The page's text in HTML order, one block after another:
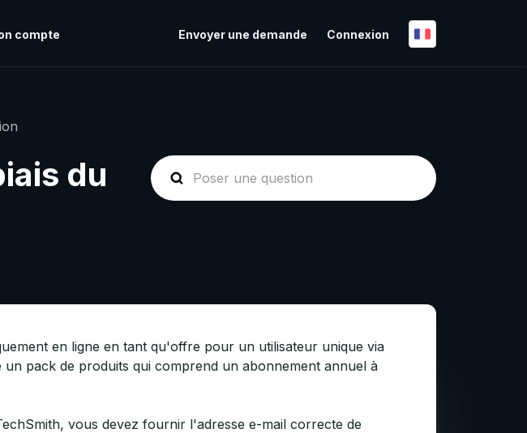
compte Envoyer une demande Connexion
du
en ligne en tant qu'offre pour un utilisateur unique via
pack de produits qui comprend un abonnement annuel à
vous devez fournir l'adresse e-mail correcte de